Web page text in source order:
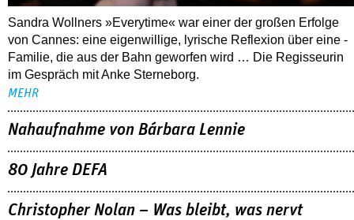
Sandra Wollners »Everytime« war einer der großen Erfolge
von Cannes: eine eigenwillige, lyrische Reflexion über eine ­
Familie, die aus der Bahn geworfen wird … Die Regisseurin
im Gespräch mit Anke Sterneborg.
MEHR
Nahaufnahme von Bárbara Lennie
80 Jahre DEFA
Christopher Nolan – Was bleibt, was nervt